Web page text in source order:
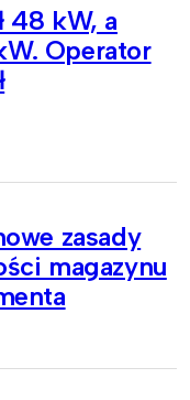
48 kW, a
Operator
zasady
magazynu